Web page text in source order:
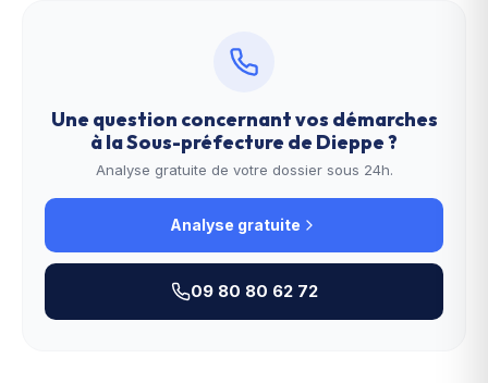
Une question concernant vos démarches
à laSous-préfecture de Dieppe?
Analyse gratuite de votre dossier sous 24h.
Analyse gratuite
09 80 80 62 72